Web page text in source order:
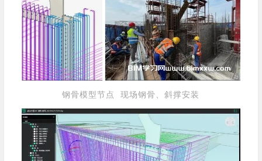
钢骨模型节点 现场钢骨、斜撑安装